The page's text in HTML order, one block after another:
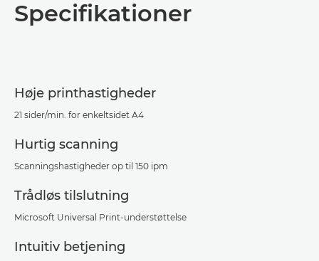
Specifikationer
PDF-download
Specifikationer
Høje printhastigheder
21 sider/min. for enkeltsidet A4
Hurtig scanning
Scanningshastigheder op til 150 ipm
Trådløs tilslutning
Microsoft Universal Print-understøttelse
Intuitiv betjening